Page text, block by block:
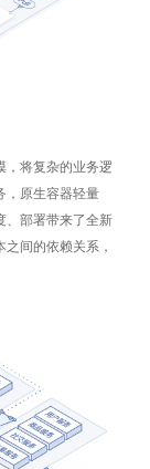
，将复杂的业务逻
，原生容器轻量
、部署带来了全新
间的依赖关系，